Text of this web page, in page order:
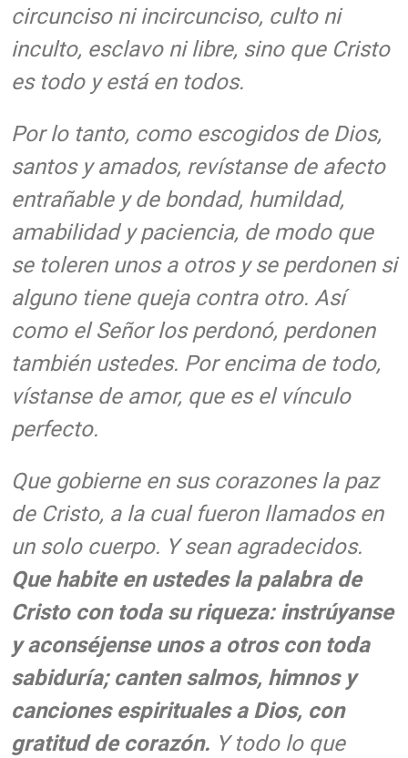
circunciso ni incircunciso, culto ni
inculto, esclavo ni libre, sino que Cristo
es todo y está en todos.
Por lo tanto, como escogidos de Dios,
santos y amados, revístanse de afecto
entrañable y de bondad, humildad,
amabilidad y paciencia, de modo que
se toleren unos a otros y se perdonen si
alguno tiene queja contra otro. Así
como el Señor los perdonó, perdonen
también ustedes. Por encima de todo,
vístanse de amor, que es el vínculo
perfecto.
Que gobierne en sus corazones la paz
de Cristo, a la cual fueron llamados en
un solo cuerpo. Y sean agradecidos.
Que habite en ustedes la palabra de
Cristo con toda su riqueza: instrúyanse
y aconséjense unos a otros con toda
sabiduría; canten salmos, himnos y
canciones espirituales a Dios, con
gratitud de corazón. Y todo lo que